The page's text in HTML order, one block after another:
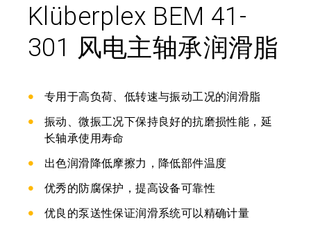
Klüberplex BEM 41-
301 风电主轴承润滑脂
专用于高负荷、低转速与振动工况的润滑脂
振动、微振工况下保持良好的抗磨损性能，延
长轴承使用寿命
出色润滑降低摩擦力，降低部件温度
优秀的防腐保护，提高设备可靠性
优良的泵送性保证润滑系统可以精确计量